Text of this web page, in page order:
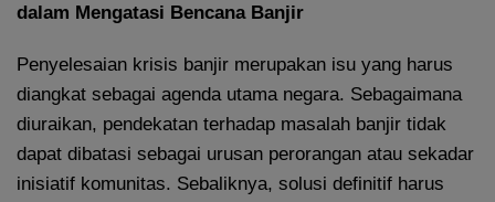
dalam Mengatasi Bencana Banjir
Penyelesaian krisis banjir merupakan isu yang harus
diangkat sebagai agenda utama negara. Sebagaimana
diuraikan, pendekatan terhadap masalah banjir tidak
dapat dibatasi sebagai urusan perorangan atau sekadar
inisiatif komunitas. Sebaliknya, solusi definitif harus